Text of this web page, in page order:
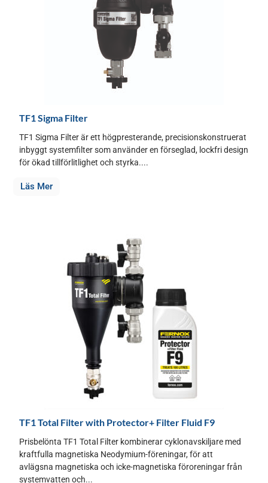
TF1 Sigma Filter
TF1 Sigma Filter är ett högpresterande, precisionskonstruerat
inbyggt systemfilter som använder en förseglad, lockfri design
för ökad tillförlitlighet och styrka....
Läs Mer
TF1 Total Filter with Protector+ Filter Fluid F9
Prisbelönta TF1 Total Filter kombinerar cyklonavskiljare med
kraftfulla magnetiska Neodymium-föreningar, för att
avlägsna magnetiska och icke-magnetiska föroreningar från
systemvatten och...